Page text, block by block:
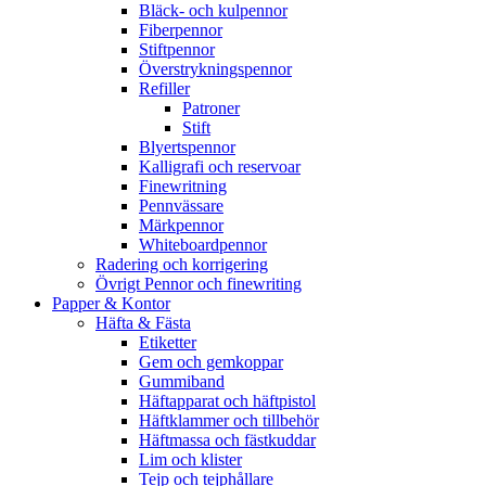
Bläck- och kulpennor
Fiberpennor
Stiftpennor
Överstrykningspennor
Refiller
Patroner
Stift
Blyertspennor
Kalligrafi och reservoar
Finewritning
Pennvässare
Märkpennor
Whiteboardpennor
Radering och korrigering
Övrigt Pennor och finewriting
Papper & Kontor
Häfta & Fästa
Etiketter
Gem och gemkoppar
Gummiband
Häftapparat och häftpistol
Häftklammer och tillbehör
Häftmassa och fästkuddar
Lim och klister
Tejp och tejphållare